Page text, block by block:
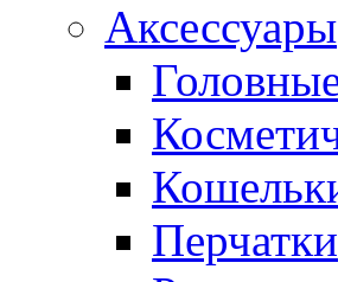
Аксессуары
Перчатки